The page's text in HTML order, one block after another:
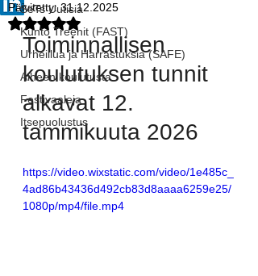
SeTs Uutisia
Kunto Treenit (FAST)
Urheillua ja Harrastuksia (SAFE)
Aiheen koulutusta
Festivaaleja
Itsepuolustus
Päivitetty:31.12.2025
Arvostelun tähtimäärä: epäluku/5
Toiminnallisen
koulutuksen tunnit
alkavat 12.
tammikuuta 2026
https://video.wixstatic.com/video/1e485c_
4ad86b43436d492cb83d8aaaa6259e25/
1080p/mp4/file.mp4